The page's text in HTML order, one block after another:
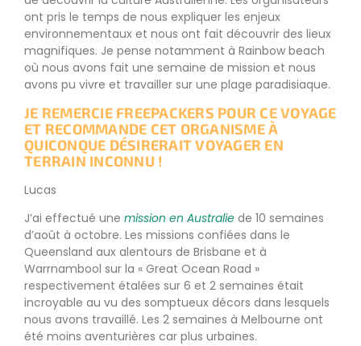
ont pris le temps de nous expliquer les enjeux
environnementaux et nous ont fait découvrir des lieux
magnifiques. Je pense notamment à Rainbow beach
où nous avons fait une semaine de mission et nous
avons pu vivre et travailler sur une plage paradisiaque.
JE REMERCIE FREEPACKERS POUR CE VOYAGE
ET RECOMMANDE CET ORGANISME À
QUICONQUE DÉSIRERAIT VOYAGER EN
TERRAIN INCONNU !
Lucas
J’ai effectué une mission en Australie de 10 semaines
d’août à octobre. Les missions confiées dans le
Queensland aux alentours de Brisbane et à
Warrnambool sur la « Great Ocean Road »
respectivement étalées sur 6 et 2 semaines était
incroyable au vu des somptueux décors dans lesquels
nous avons travaillé. Les 2 semaines à Melbourne ont
été moins aventurières car plus urbaines.